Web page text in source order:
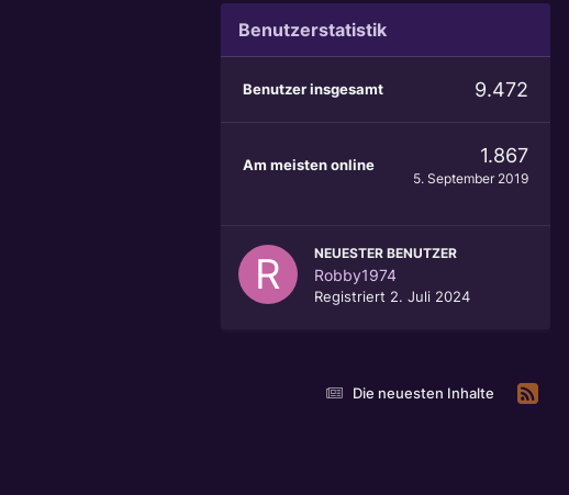
Benutzerstatistik
Benutzer insgesamt 9.472
Am meisten online 1.867
5. September 2019
NEUESTER BENUTZER
Robby1974
Registriert 2. Juli 2024
Die neuesten Inhalte